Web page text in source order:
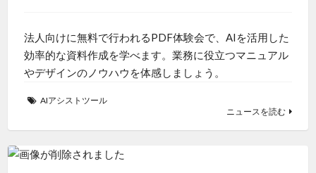
法人向けに無料で行われるPDF体験会で、AIを活用した
効率的な資料作成を学べます。業務に役立つマニュアル
やデザインのノウハウを体感しましょう。
AIアシストツール
ニュースを読む